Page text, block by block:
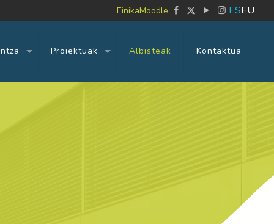
EinikaMoodle ESEU
Proiektuak Albisteak Kontaktua